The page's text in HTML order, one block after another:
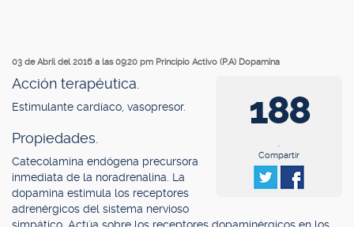
03 de Abril del 2016 a las 09:20 pm Principio Activo (P.A) Dopamina
188
.
Compartir
Acción terapéutica.
Estimulante cardíaco, vasopresor.
Propiedades.
Catecolamina endógena precursora
inmediata de la noradrenalina. La
dopamina estimula los receptores
adrenérgicos del sistema nervioso